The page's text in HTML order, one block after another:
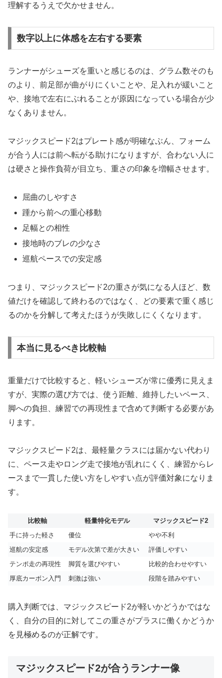
理解するうえで欠かせません。
数字以上に体感を左右する要素
ランナーがシューズを重いと感じるのは、グラム数そのも
のより、前足部が曲がりにくいことや、足入れが緩いこと
や、接地で左右にぶれることが原因になっている場合が少
なくありません。
マジックスピード2はプレート感が明確なぶん、フォーム
が合う人には前へ転がる助けになりますが、合わない人に
は硬さと操作負荷が目立ち、重さの印象を増幅させます。
屈曲のしやすさ
踵から前への重心移動
足幅との相性
接地時のブレの少なさ
巡航ペースでの安定感
つまり、マジックスピード2の重さが気になる人ほど、数
値だけを確認して終わるのではなく、どの要素で重く感じ
るのかを分解して考えたほうが失敗しにくくなります。
本当に見るべき比較軸
重量だけで比較すると、軽いシューズが常に優秀に見えま
すが、実際の選び方では、使う距離、維持したいペース、
脚への負担、練習での再現性まで含めて判断する必要があ
ります。
マジックスピード2は、最軽量クラスには届かない代わり
に、ペース走やロング走で接地が乱れにくく、練習からレ
ースまで一貫した使い方をしやすい点が評価対象になりま
す。
比較軸 軽量特化モデル
マジックスピード2
手に持った軽さ
優位
やや不利
巡航の安定感
モデル次第で差が大きい
評価しやすい
テンポ走の再現性
脚質を選びやすい
比較的合わせやすい
厚底カーボン入門
刺激は強い 段階を踏みやすい
購入判断では、マジックスピード2が軽いかどうかではな
く、自分の目的に対してこの重さがプラスに働くかどうか
を見極めるのが正解です。
マジックスピード2が合うランナー像